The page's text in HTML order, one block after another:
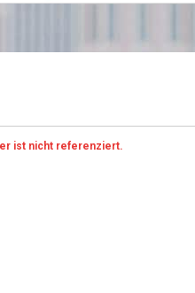
ist nicht referenziert.